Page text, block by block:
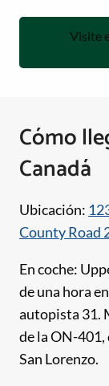
Visite
Cómo
Canadá
Ubicación:
County Road
En coche:
de una hora
autopista 31.
de la ON-401,
San Lorenzo.